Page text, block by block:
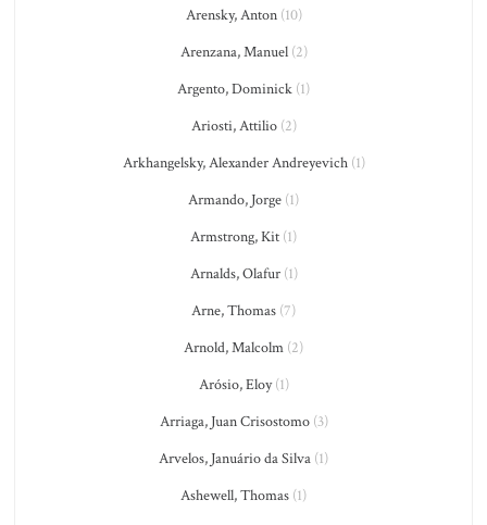
Arensky, Anton(10)
Arenzana, Manuel(2)
Argento, Dominick (1)
Ariosti, Attilio(2)
Arkhangelsky, Alexander Andreyevich(1)
Armando, Jorge (1)
Armstrong, Kit (1)
Arnalds, Olafur(1)
Arne, Thomas (7)
Arnold, Malcolm (2)
Arósio, Eloy(1)
Arriaga, Juan Crisostomo(3)
Arvelos, Januário da Silva (1)
Ashewell, Thomas (1)